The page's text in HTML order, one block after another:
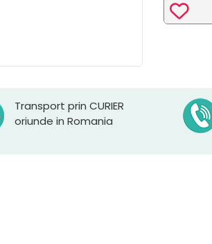
Transport prin CURIER
oriunde in Romania